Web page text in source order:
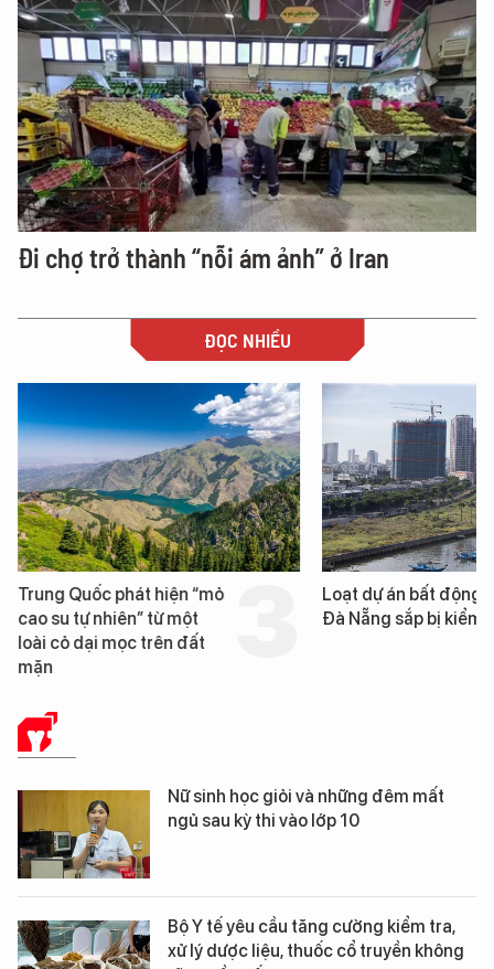
Đi chợ trở thành “nỗi ám ảnh” ở Iran
ĐỌC NHIỀU
Trung Quốc phát hiện “mỏ
cao su tự nhiên” từ một
loài cỏ dại mọc trên đất
mặn
Loạt dự án bất động
Đà Nẵng sắp bị kiểm
Y TẾ
Nữ sinh học giỏi và những đêm mất
ngủ sau kỳ thi vào lớp 10
Bộ Y tế yêu cầu tăng cường kiểm tra,
xử lý dược liệu, thuốc cổ truyền không